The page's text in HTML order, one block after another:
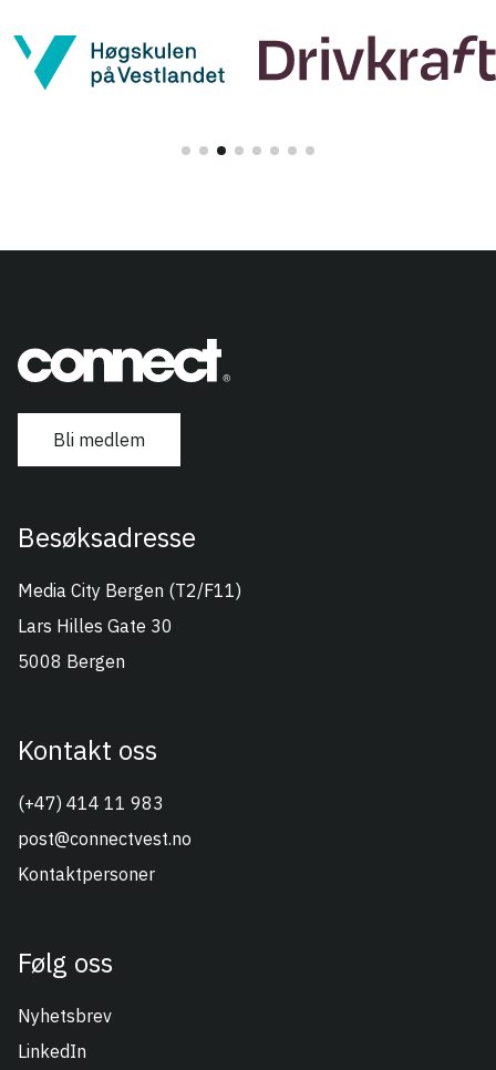
Bli medlem
Besøksadresse
Connect Vest
Media City Bergen (T2/F11)
Lars Hilles Gate 30
5008 Bergen
Kontakt oss
(+47) 414 11 983
post@connectvest.no
Kontaktpersoner
Følg oss
Nyhetsbrev
LinkedIn